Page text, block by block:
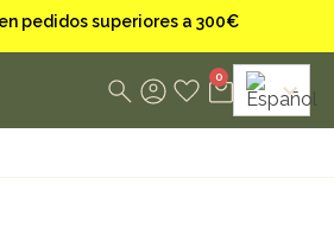
pedidos superiores a 300€
0